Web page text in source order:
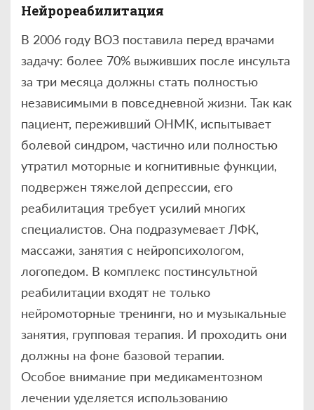
Нейрореабилитация
В 2006 году ВОЗ поставила перед врачами
задачу: более 70% выживших после инсульта
за три месяца должны стать полностью
независимыми в повседневной жизни. Так как
пациент, переживший ОНМК, испытывает
болевой синдром, частично или полностью
утратил моторные и когнитивные функции,
подвержен тяжелой депрессии, его
реабилитация требует усилий многих
специалистов. Она подразумевает ЛФК,
массажи, занятия с нейропсихологом,
логопедом. В комплекс постинсультной
реабилитации входят не только
нейромоторные тренинги, но и музыкальные
занятия, групповая терапия. И проходить они
должны на фоне базовой терапии.
Особое внимание при медикаментозном
лечении уделяется использованию